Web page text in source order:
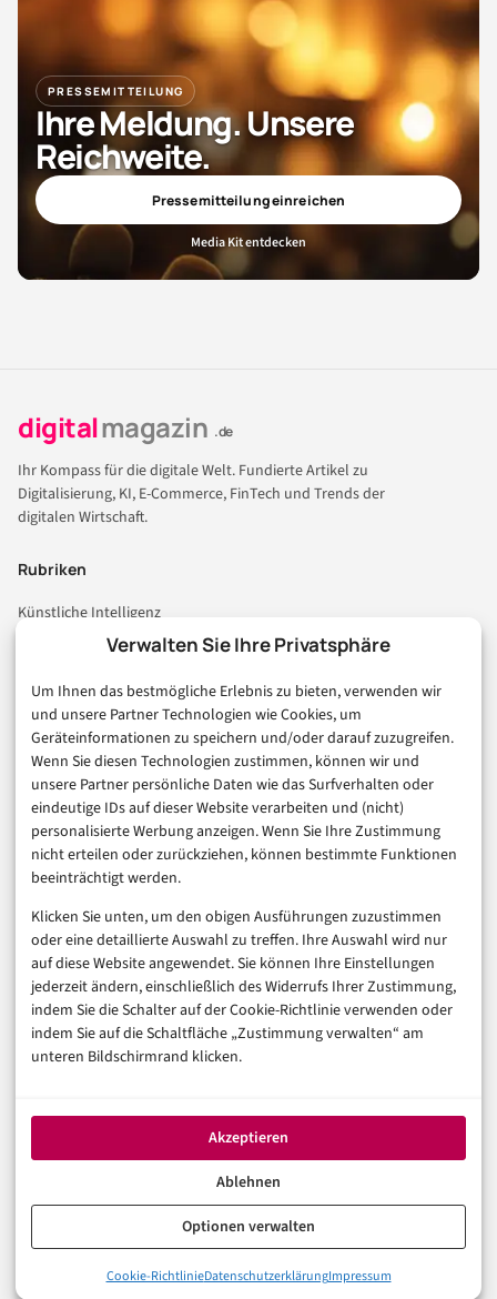
Verwalten Sie Ihre Privatsphäre
Um Ihnen das bestmögliche Erlebnis zu bieten, verwenden wir
und unsere Partner Technologien wie Cookies, um
Geräteinformationen zu speichern und/oder darauf zuzugreifen.
Wenn Sie diesen Technologien zustimmen, können wir und
unsere Partner persönliche Daten wie das Surfverhalten oder
eindeutige IDs auf dieser Website verarbeiten und (nicht)
personalisierte Werbung anzeigen. Wenn Sie Ihre Zustimmung
nicht erteilen oder zurückziehen, können bestimmte Funktionen
beeinträchtigt werden.
Klicken Sie unten, um den obigen Ausführungen zuzustimmen
oder eine detaillierte Auswahl zu treffen. Ihre Auswahl wird nur
auf diese Website angewendet. Sie können Ihre Einstellungen
jederzeit ändern, einschließlich des Widerrufs Ihrer Zustimmung,
indem Sie die Schalter auf der Cookie-Richtlinie verwenden oder
indem Sie auf die Schaltfläche „Zustimmung verwalten“ am
unteren Bildschirmrand klicken.
Akzeptieren
Ablehnen
Optionen verwalten
Cookie-RichtlinieDatenschutzerklärungImpressum
PRESSEMITTEILUNG
Ihre Meldung. Unsere
Reichweite.
Pressemitteilung einreichen
Media Kit entdecken
digitalmagazin .de
Ihr Kompass für die digitale Welt. Fundierte Artikel zu
Digitalisierung, KI, E-Commerce, FinTech und Trends der
digitalen Wirtschaft.
Rubriken
Künstliche Intelligenz
Technologie & IT
Consumer & Digital Life
Marketing
Finanzen & FinTech
Business & Karriere
Sicherheit & Recht
Digitalisierung
Marketing
Magazin
Unsere Redaktion
Werbeformate & Media Kit
Rechtliches
Datenschutzerklärung (EU)
Cookie-Richtlinie (EU)
Made with AI and care in Eberswalde.